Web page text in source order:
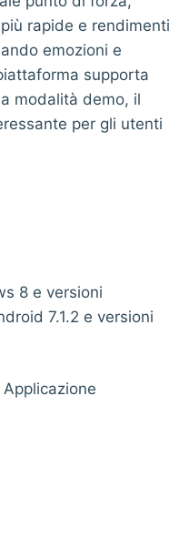
rapide e rendimenti
emozioni e
supporta
modalità demo, il
per gli utenti
8 e versioni
7.1.2 e versioni
Applicazione